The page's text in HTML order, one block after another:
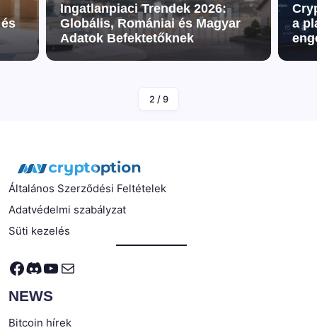
Ingatlanpiaci Trendek 2026:
Globális, Romániai és Magyar
Adatok Befektetőknek
Szerző The9human
a
2 / 9
Általános Szerződési Feltételek
Adatvédelmi szabályzat
Süti kezelés
Facebook
Discord
YouTube
Mail
NEWS
Bitcoin hírek